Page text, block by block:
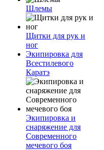
Шлемы
Щитки для рук и
ног
Экипировка для
Всестилевого
Каратэ
Экипировка и
снаряжение для
Современного
мечевого боя